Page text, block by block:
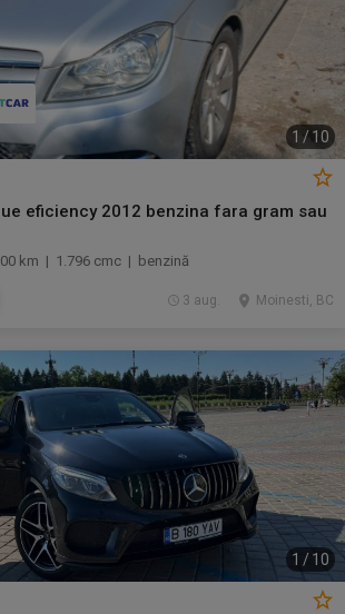
1 /10
eficiency 2012 benzina fara gram sau
km | 1.796 cmc | benzină
Moinesti, BC
3 aug.
1 / 10